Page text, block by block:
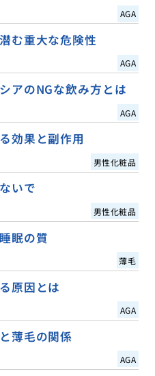
AGA
む重大な危険性
AGA
アのNGな飲み方とは
AGA
効果と副作用
男性化粧品
いで
男性化粧品
眠の質
薄毛
原因とは
AGA
薄毛の関係
AGA